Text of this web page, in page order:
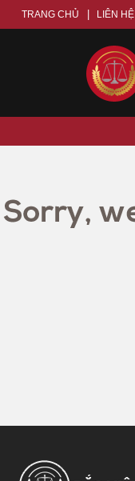
TRANG CHỦ LIÊN HỆ